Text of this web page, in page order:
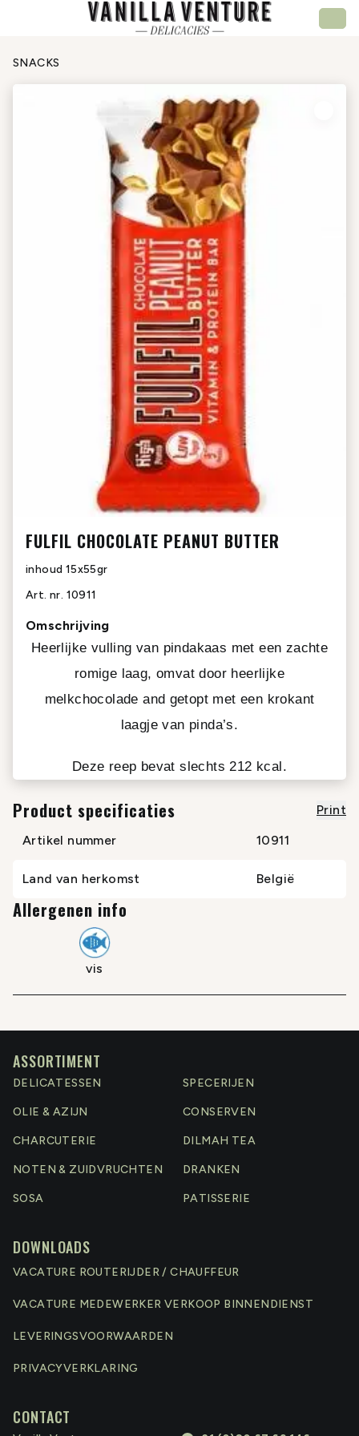
SNACKS
FULFIL CHOCOLATE PEANUT BUTTER
inhoud 15x55gr
Art. nr. 10911
Omschrijving
Heerlijke vulling van pindakaas met een zachte
romige laag, omvat door heerlijke
melkchocolade and getopt met een krokant
laagje van pinda’s.
Deze reep bevat slechts 212 kcal.
Product specificaties
Print
Artikel nummer
10911
Land van herkomst België
Allergenen info
vis
ASSORTIMENT
DELICATESSEN SPECERIJEN
OLIE & AZIJN CONSERVEN
CHARCUTERIE DILMAH TEA
NOTEN & ZUIDVRUCHTEN DRANKEN
SOSA PATISSERIE
DOWNLOADS
VACATURE ROUTERIJDER / CHAUFFEUR
VACATURE MEDEWERKER VERKOOP BINNENDIENST
LEVERINGSVOORWAARDEN
PRIVACYVERKLARING
CONTACT